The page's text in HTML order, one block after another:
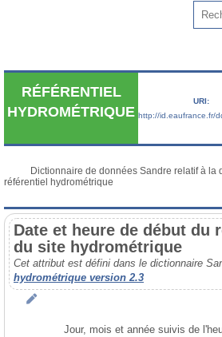
RÉFÉRENTIEL
HYDROMÉTRIQUE
URI:
http://id.eaufrance.fr/
référentiel hydrométrique
Date et heure de début du
du site hydrométrique
Cet attribut est défini dans le dictionnaire
hydrométrique version 2.3